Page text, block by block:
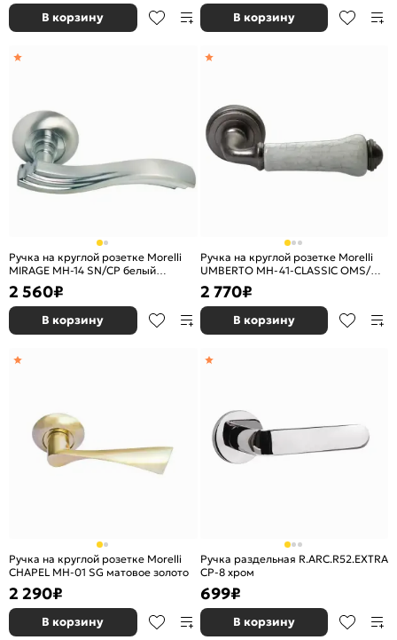
В корзину В корзину
Ручка на круглой розетке Morelli
MIRAGE MH-14 SN/CP белый
никель/хром
2 560₽
В корзину
Ручка на круглой розетке Morelli
UMBERTO MH-41-CLASSIC OMS/GR
старое матовое серебро/серый
2 770₽
В корзину
Ручка на круглой розетке Morelli
CHAPEL MH-01 SG матовое золото
2 290₽
В корзину
Ручка раздельная R.ARC.R52.EXTRA
CP-8 хром
699₽
В корзину